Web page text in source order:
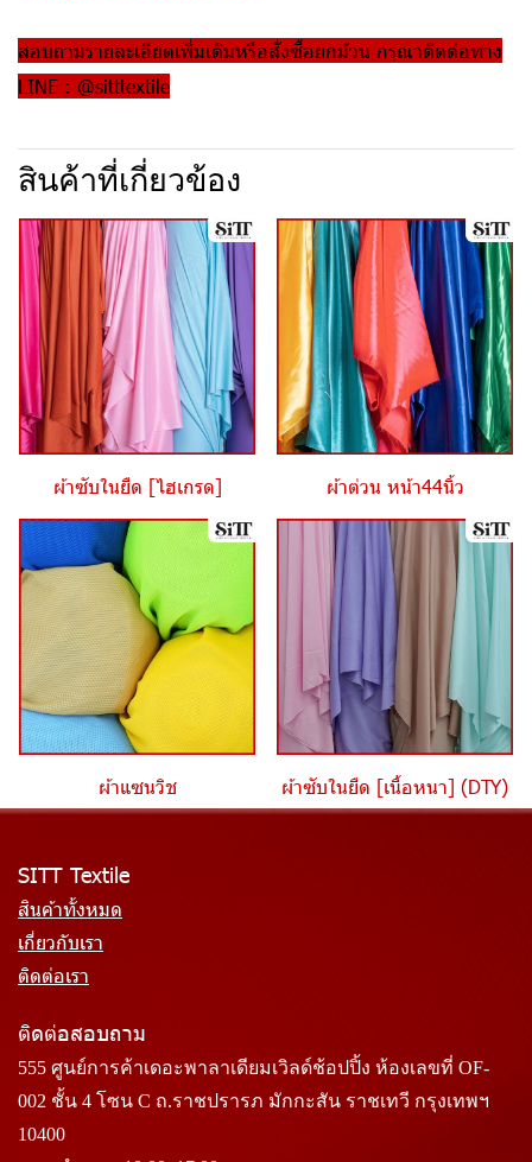
สอบถามรายละเอียดเพิ่มเติมหรือสั่งซื้อยกม้วน กรุณาติดต่อทาง
LINE : @sitttextile
สินค้าที่เกี่ยวข้อง
ผ้าซับในยืด [ไฮเกรด] ผ้าต่วน หน้า44นิ้ว
ผ้าแซนวิช ผ้าซับในยืด [เนื้อหนา] (DTY)
SITT Textile
สินค้าทั้งหมด
เกี่ยวกับเรา
ติดต่อเรา
ติดต่อสอบถาม
555 ศูนย์การค้าเดอะพาลาเดียมเวิลด์ช้อปปิ้ง ห้องเลขที่ OF-
002 ชั้น 4 โซน C ถ.ราชปรารภ มักกะสัน ราชเทวี กรุงเทพฯ
10400